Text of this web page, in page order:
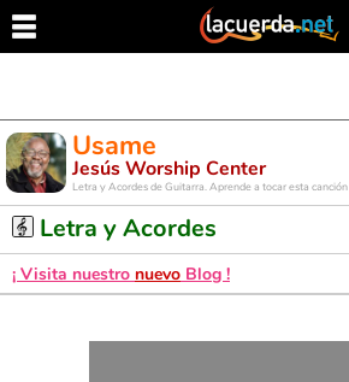
Usame
Jesús Worship Center
Letra y Acordes de Guitarra. Aprende a tocar esta canción
Letra y Acordes
¡ Visita nuestro nuevo Blog !